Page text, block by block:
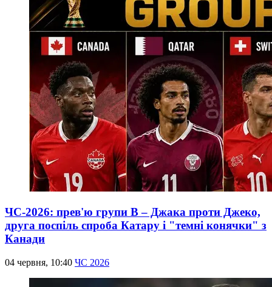
ЧС-2026: прев'ю групи B – Джака проти Джеко,
друга поспіль спроба Катару і "темні конячки" з
Канади
04 червня, 10:40 ЧС 2026